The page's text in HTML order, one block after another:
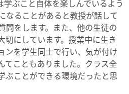
ぶこと自体を楽しんでいるよう
なることがあると教授が話して
問をします。また、他の生徒の
切にしています。授業中に生き
ンを学生同士で行い、気が付け
てこともありました。クラス全
ぶことができる環境だったと思